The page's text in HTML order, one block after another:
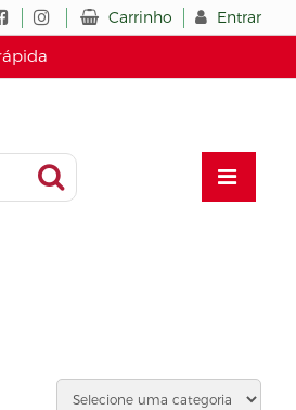
Carrinho Entrar